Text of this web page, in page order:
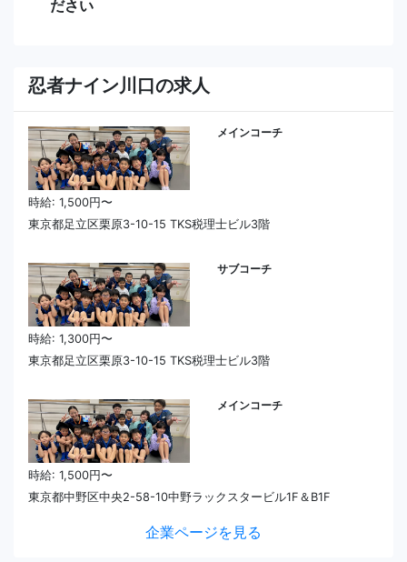
ださい
忍者ナイン川口の求人
メインコーチ
時給: 1,500円〜
東京都足立区栗原3-10-15 TKS税理士ビル3階
サブコーチ
時給: 1,300円〜
東京都足立区栗原3-10-15 TKS税理士ビル3階
メインコーチ
時給: 1,500円〜
東京都中野区中央2-58-10中野ラックスタービル1F＆B1F
企業ページを見る